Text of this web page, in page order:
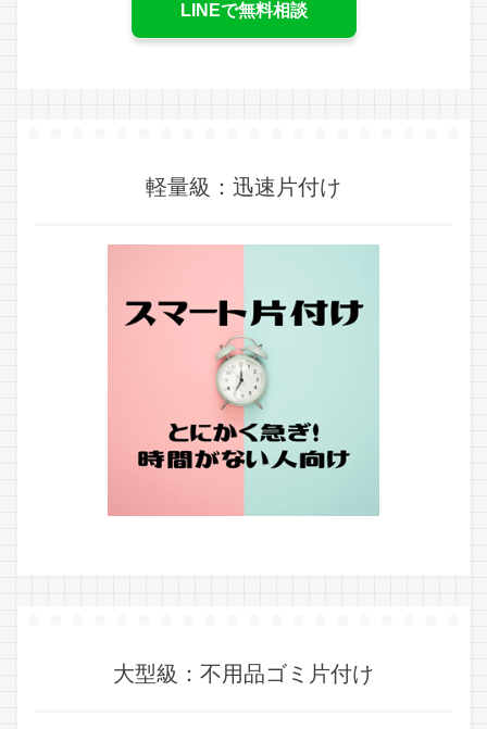
LINEで無料相談
軽量級：迅速片付け
大型級：不用品ゴミ片付け